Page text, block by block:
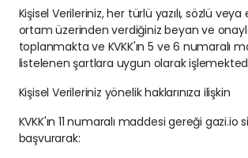
Kişisel Verileriniz, her türlü yazılı, sözlü
ortam üzerinden verdiğiniz beyan ve
toplanmakta ve KVKK'ın 5 ve 6 numaralı
listelenen şartlara uygun olarak
Kişisel Verileriniz yönelik haklarınıza ilişkin
KVKK'ın 11 numaralı maddesi gereği gazi.io
başvurarak: